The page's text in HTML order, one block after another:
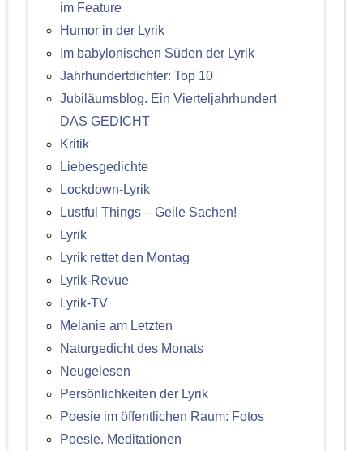
im Feature
Humor in der Lyrik
Im babylonischen Süden der Lyrik
Jahrhundertdichter: Top 10
Jubiläumsblog. Ein Vierteljahrhundert
DAS GEDICHT
Kritik
Liebesgedichte
Lockdown-Lyrik
Lustful Things – Geile Sachen!
Lyrik
Lyrik rettet den Montag
Lyrik-Revue
Lyrik-TV
Melanie am Letzten
Naturgedicht des Monats
Neugelesen
Persönlichkeiten der Lyrik
Poesie im öffentlichen Raum: Fotos
Poesie. Meditationen